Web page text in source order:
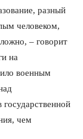
разный
человеком,
– говорит
на
военным
чем